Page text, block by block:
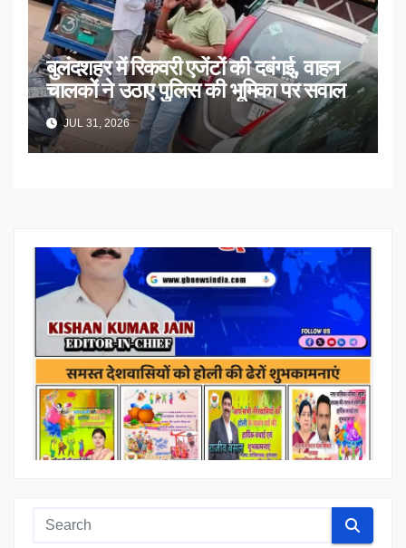
बुलंदशहर में रिकवरी एजेंटों की दबंगई, वाहन
चालकों ने उठाए पुलिस की भूमिका पर सवाल
JUL 31, 2026